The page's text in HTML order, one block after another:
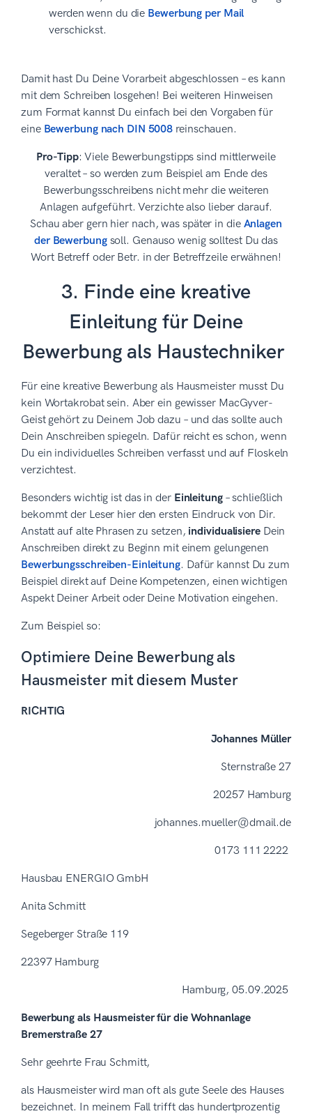
werden wenn du die Bewerbung per Mail
verschickst.
Damit hast Du Deine Vorarbeit abgeschlossen – es kann
mit dem Schreiben losgehen! Bei weiteren Hinweisen
zum Format kannst Du einfach bei den Vorgaben für
eine Bewerbung nach DIN 5008 reinschauen.
Pro-Tipp: Viele Bewerbungstipps sind mittlerweile
veraltet – so werden zum Beispiel am Ende des
Bewerbungsschreibens nicht mehr die weiteren
Anlagen aufgeführt. Verzichte also lieber darauf.
Schau aber gern hier nach, was später in die Anlagen
der Bewerbungsoll. Genauso wenig solltest Du das
Wort Betreff oder Betr. in der Betreffzeile erwähnen!
3. Finde eine kreative
Einleitung für Deine
Bewerbung als Haustechniker
Für eine kreative Bewerbung als Hausmeister musst Du
kein Wortakrobat sein. Aber ein gewisser MacGyver-
Geist gehört zu Deinem Job dazu – und das sollte auch
Dein Anschreiben spiegeln. Dafür reicht es schon, wenn
Du ein individuelles Schreiben verfasst und auf Floskeln
verzichtest.
Besonders wichtig ist das in der Einleitung– schließlich
bekommt der Leser hier den ersten Eindruck von Dir.
Anstatt auf alte Phrasen zu setzen, individualisiereDein
Anschreiben direkt zu Beginn mit einem gelungenen
Bewerbungsschreiben-Einleitung. Dafür kannst Du zum
Beispiel direkt auf Deine Kompetenzen, einen wichtigen
Aspekt Deiner Arbeit oder Deine Motivation eingehen.
Zum Beispiel so:
Optimiere Deine Bewerbung als
Hausmeister mit diesem Muster
RICHTIG
Johannes Müller
Sternstraße 27
20257 Hamburg
johannes.mueller@dmail.de
0173 111 2222
Hausbau ENERGIO GmbH
Anita Schmitt
Segeberger Straße 119
22397 Hamburg
Hamburg, 05.09.2025
Bewerbung als Hausmeister für die Wohnanlage
Bremerstraße 27
Sehr geehrte Frau Schmitt,
als Hausmeister wird man oft als gute Seele des Hauses
bezeichnet. In meinem Fall trifft das hundertprozentig